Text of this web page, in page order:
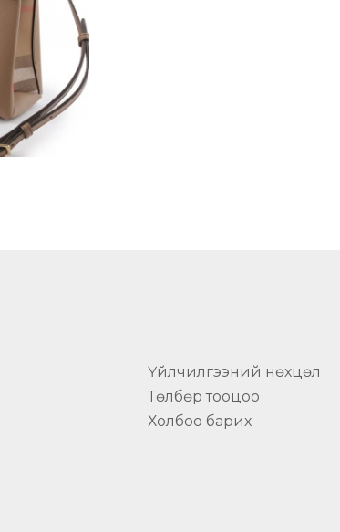
Үйлчилгээний нөхцөл
Төлбөр тооцоо
Холбоо барих